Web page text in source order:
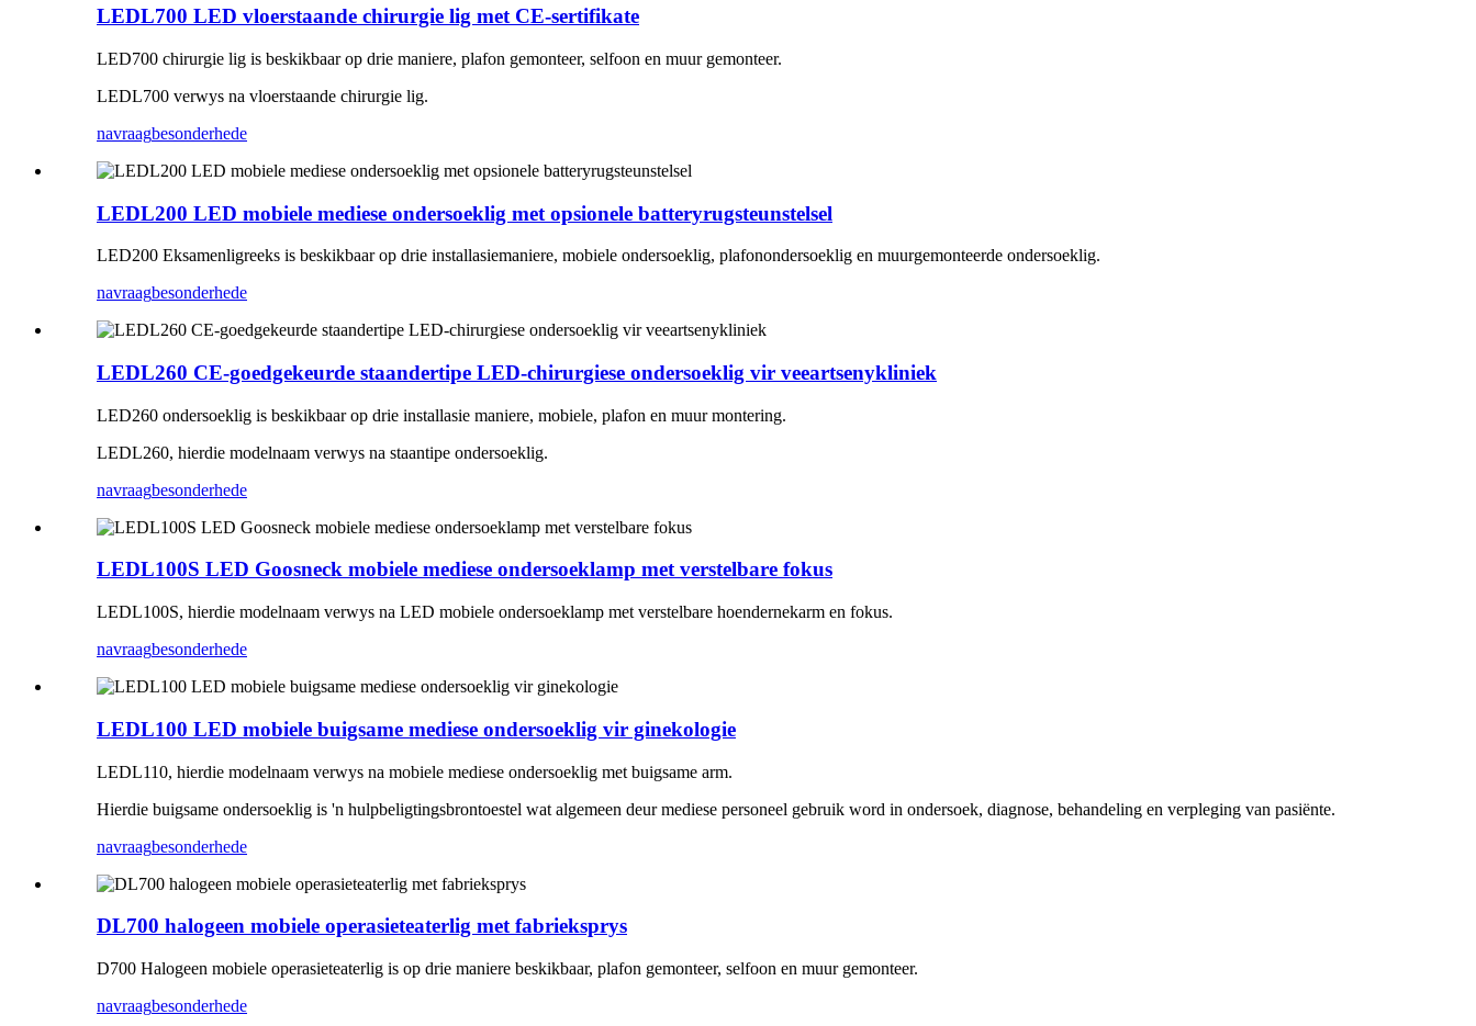
LEDL700 LED vloerstaande chirurgie lig met CE-sertifikate
LED700 chirurgie lig is beskikbaar op drie maniere, plafon gemonteer, selfoon en muur gemonteer.
LEDL700 verwys na vloerstaande chirurgie lig.
navraagbesonderhede
LEDL200 LED mobiele mediese ondersoeklig met opsionele batteryrugsteunstelsel
LED200 Eksamenligreeks is beskikbaar op drie installasiemaniere, mobiele ondersoeklig, plafonondersoeklig en muurgemonteerde ondersoeklig.
navraagbesonderhede
LEDL260 CE-goedgekeurde staandertipe LED-chirurgiese ondersoeklig vir veeartsenykliniek
LED260 ondersoeklig is beskikbaar op drie installasie maniere, mobiele, plafon en muur montering.
LEDL260, hierdie modelnaam verwys na staantipe ondersoeklig.
navraagbesonderhede
LEDL100S LED Goosneck mobiele mediese ondersoeklamp met verstelbare fokus
LEDL100S, hierdie modelnaam verwys na LED mobiele ondersoeklamp met verstelbare hoendernekarm en fokus.
navraagbesonderhede
LEDL100 LED mobiele buigsame mediese ondersoeklig vir ginekologie
LEDL110, hierdie modelnaam verwys na mobiele mediese ondersoeklig met buigsame arm.
Hierdie buigsame ondersoeklig is 'n hulpbeligtingsbrontoestel wat algemeen deur mediese personeel gebruik word in ondersoek, diagnose, behandeling en verpleging van pasiënte.
navraagbesonderhede
DL700 halogeen mobiele operasieteaterlig met fabrieksprys
D700 Halogeen mobiele operasieteaterlig is op drie maniere beskikbaar, plafon gemonteer, selfoon en muur gemonteer.
navraagbesonderhede